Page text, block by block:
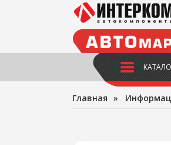
Главная »